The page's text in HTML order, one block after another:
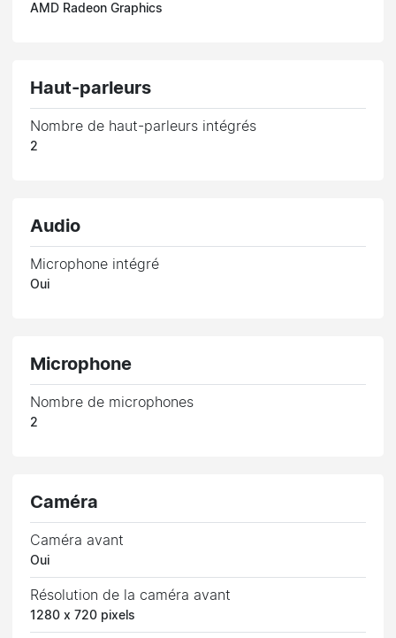
AMD Radeon Graphics
Haut-parleurs
Nombre de haut-parleurs intégrés
2
Audio
Microphone intégré
Oui
Microphone
Nombre de microphones
2
Caméra
Caméra avant
Oui
Résolution de la caméra avant
1280 x 720 pixels